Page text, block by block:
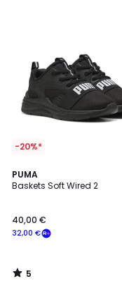
-20%*
PUMA
Baskets Soft Wired 2
32,00 €
40,00 €
5
/
5
/